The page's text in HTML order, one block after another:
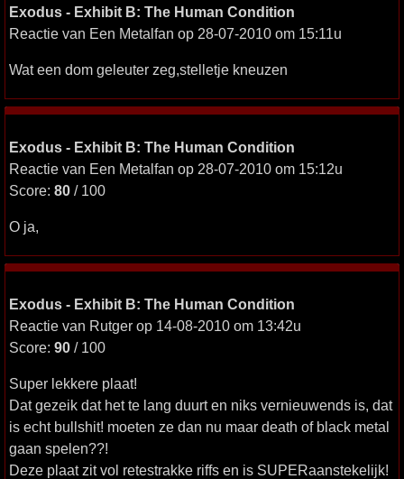
Exodus - Exhibit B: The Human Condition
Reactie van Een Metalfan op 28-07-2010 om 15:11u
Wat een dom geleuter zeg,stelletje kneuzen
Exodus - Exhibit B: The Human Condition
Reactie van Een Metalfan op 28-07-2010 om 15:12u
Score: 80 / 100
O ja,
Exodus - Exhibit B: The Human Condition
Reactie van Rutger op 14-08-2010 om 13:42u
Score: 90 / 100
Super lekkere plaat!
Dat gezeik dat het te lang duurt en niks vernieuwends is, dat
is echt bullshit! moeten ze dan nu maar death of black metal
gaan spelen??!
Deze plaat zit vol retestrakke riffs en is SUPERaanstekelijk!